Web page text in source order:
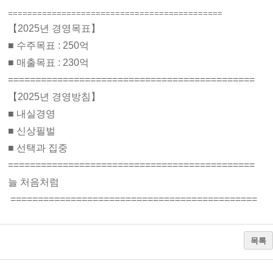
============================================
【2025년 경영목표】
■ 수주목표 : 250억
■ 매출목표 : 230억
=============================================
【2025년 경영방침】
■ 내실경영
■ 신상필벌
■ 선택과 집중
=============================================
늘 처음처럼
=============================================
목록